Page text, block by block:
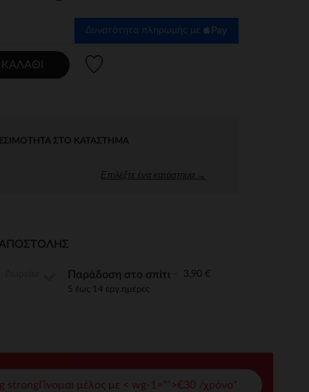
να διαχειριστείτε τις ρυθμίσεις απορρήτου,
Δυνατότητα πληρωμής με
ΣΤΟ ΚΑΤΆΣΤΗΜΑ
Επιλέξτε ένα κατάστημα →
ΑΠΟΣΤΟΛΉΣ
Παράδοση στο σπίτι 3,90 €
5 έως 14 εργ.ημέρες
strongΓίνομαι μέλος με < wg-1="">€30 /χρόνο*